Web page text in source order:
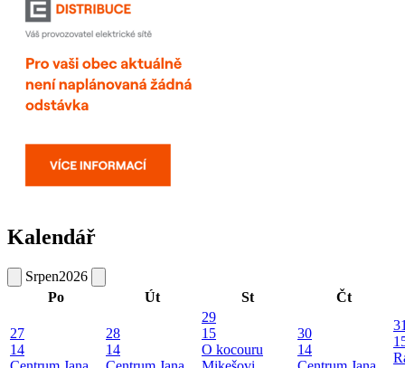
Kalendář
Srpen2026
Po
Út St Čt
27
14
28
14
29
15
O kocouru
30
14